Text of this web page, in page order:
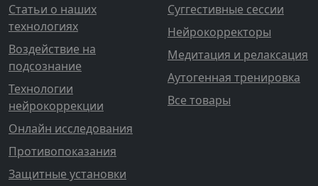
Статьи о наших
технологиях
Воздействие на
подсознание
Технологии
нейрокоррекции
Онлайн исследования
Противопоказания
Защитные установки
Суггестивные сессии
Нейрокорректоры
Медитация и релаксация
Аутогенная тренировка
Все товары